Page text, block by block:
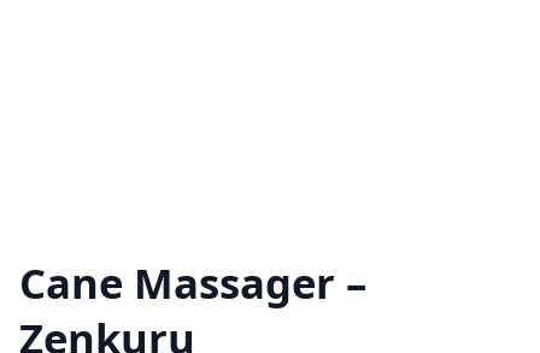
Cane Massager –
Zenkuru